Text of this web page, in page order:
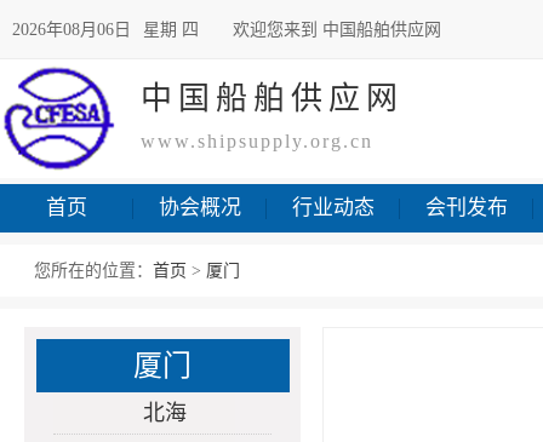
2026年08月06日 星期 四 欢迎您来到 中国船舶供应网
中国船舶供应网
www.shipsupply.org.cn
首页 协会概况 行业动态 会刊发布
您所在的位置： 首页 > 厦门
厦门
北海